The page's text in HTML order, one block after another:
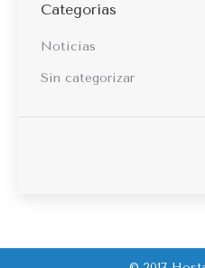
Categorías
Noticias
Sin categorizar